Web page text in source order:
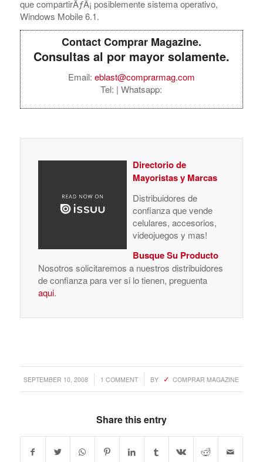
que compartirÃƒÂ¡ posiblemente sistema operativo,
Windows Mobile 6.1.
Contact Comprar Magazine.
Consultas al por mayor solamente.
Email: eblast@comprarmag.com
Tel: | Whatsapp:
Directorio de
Mayoristas y Marcas
Distribuidores de
confianza que vende
celulares, accesorios,
videojuegos y mas!
Busque Su Producto
Nosotros solicitaremos a nuestros distribuidores
de confianza para ver si lo tienen, preguenta
aqui.
SEPTEMBER 10, 2008
/ 1 COMMENT
/ BY COMPRAR MAGAZINE
Share this entry